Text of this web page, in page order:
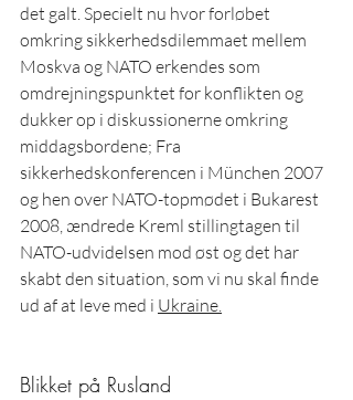
det galt. Specielt nu hvor forløbet
omkring sikkerhedsdilemmaet mellem
Moskva og NATO erkendes som
omdrejningspunktet for konflikten og
dukker op i diskussionerne omkring
middagsbordene; Fra
sikkerhedskonferencen i München 2007
og hen over NATO-topmødet i Bukarest
2008, ændrede Kreml stillingtagen til
NATO-udvidelsen mod øst og det har
skabt den situation, som vi nu skal finde
ud af at leve med i Ukraine.
Blikket på Rusland